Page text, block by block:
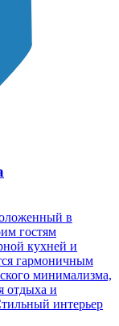
в
гостям
кухней и
гармоничным
минимализма,
отдыха и
интерьер